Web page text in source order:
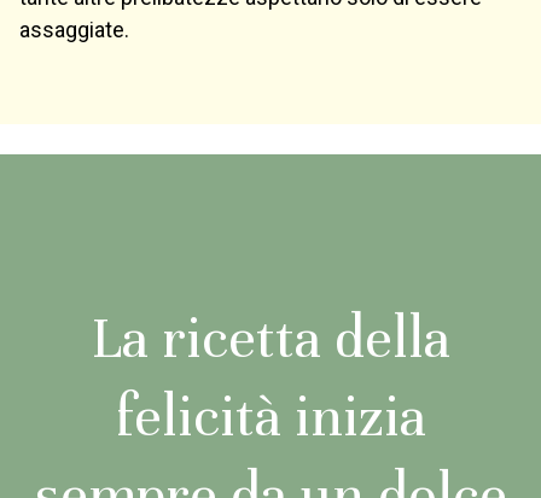
assaggiate.
La ricetta della
felicità inizia